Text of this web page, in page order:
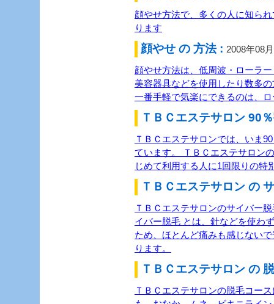
顔やせ方法で、多くの人に知ら
ります
顔やせ の 方法 : 2008年08
顔やせ方法は、低周波・ローラ
美容器具などを使用したり数多
一番手軽で気楽にできるのは、
ＴＢＣエステサロン 90
ＴＢＣエステサロンでは、いま
ています。 ＴＢＣエステサロン
じめて利用する人に1回限りの特
ＴＢＣエステサロン の
ＴＢＣエステサロンのサイバー
イバー脱毛 とは、針などを使わ
ため、ほとんど痛みも感じない
ります。
ＴＢＣエステサロン の
ＴＢＣエステサロンの脱毛コー